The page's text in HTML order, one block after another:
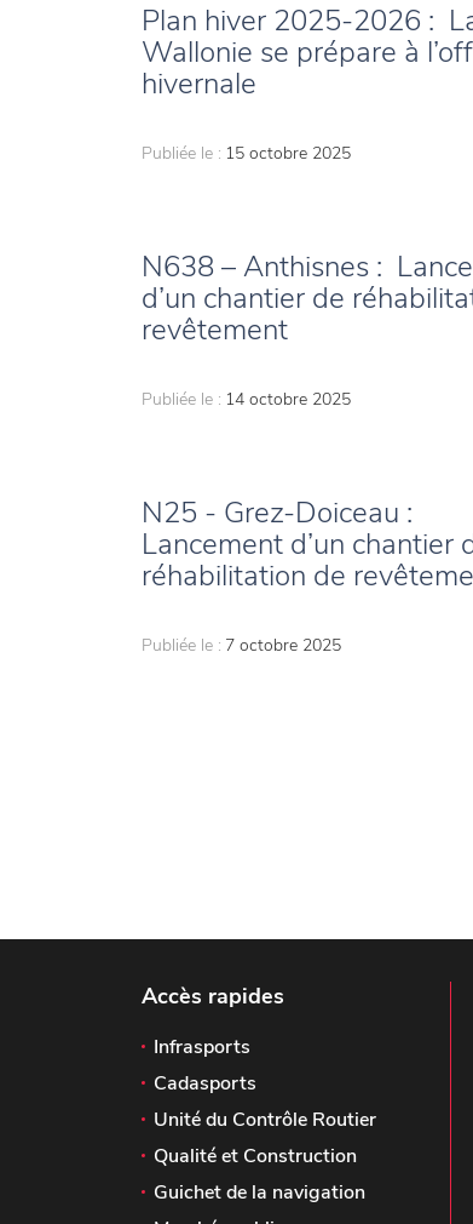
Plan hiver 2025-2026 :
Wallonie se prépare à
hivernale
Publiée le : 15 octobre 2025
N638 – Anthisnes :
d’un chantier de
revêtement
Publiée le : 14 octobre 2025
N25 - Grez-Doiceau :
Lancement d’un chantier
réhabilitation de
Publiée le : 7 octobre 2025
Accès rapides
Infrasports
Cadasports
Unité du Contrôle Routier
Qualité et Construction
Guichet de la navigation